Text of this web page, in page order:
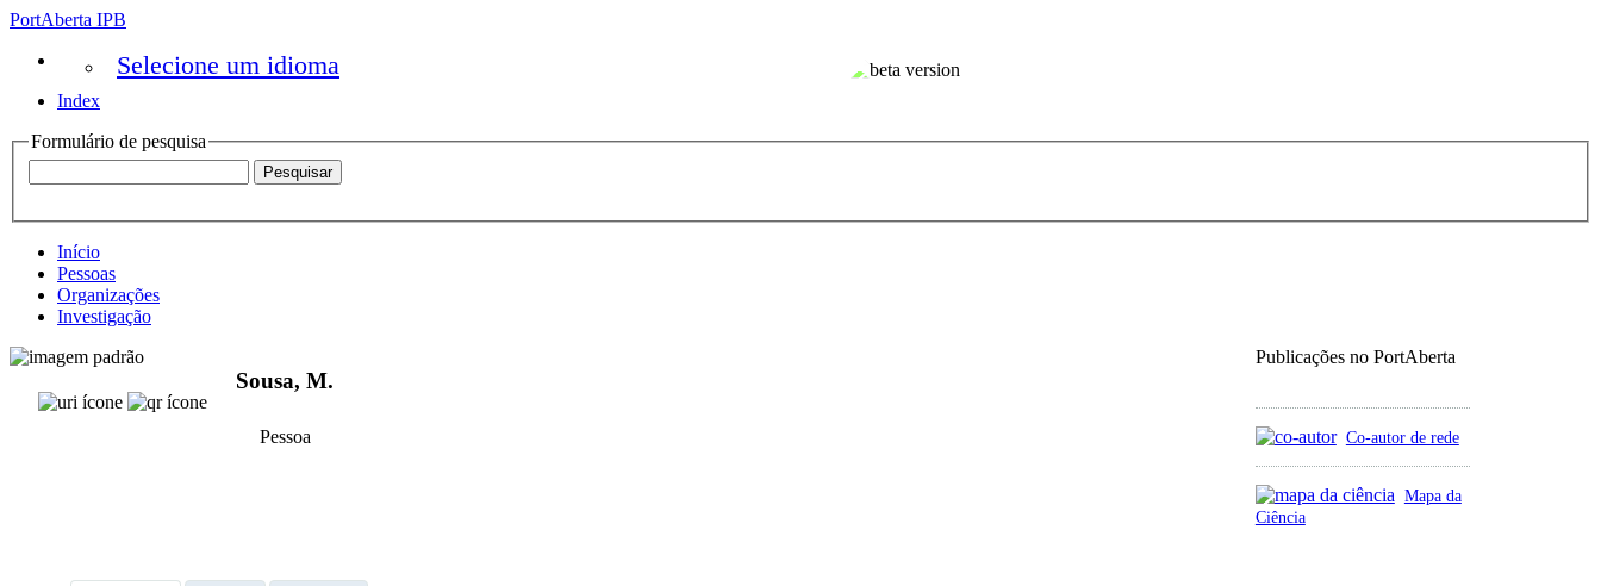
PortAberta IPB
Selecione um idioma
Index
Formulário de pesquisa
Início
Pessoas
Organizações
Investigação
Publicações no PortAberta
Co-autor de rede
Mapa da
Ciência
Sousa, M.
Pessoa